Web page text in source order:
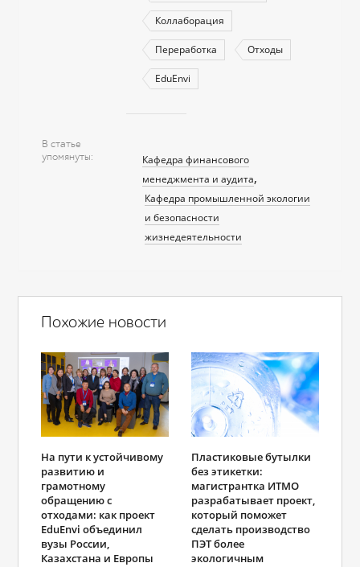
Коллаборация
Переработка Отходы
EduEnvi
В статье
упомянуты
Кафедра финансового
менеджмента и аудита
Кафедра промышленной экологии
и безопасности
жизнедеятельности
Похожие новости
На пути к устойчивому
развитию и
грамотному
обращению с
отходами: как проект
EduEnvi объединил
вузы России,
Казахстана и Европы
Пластиковые бутылки
без этикетки:
магистрантка ИТМО
разрабатывает проект,
который поможет
сделать производство
ПЭТ более
экологичным